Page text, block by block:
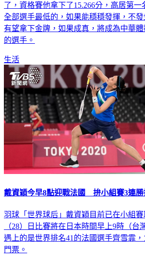
了，資格賽他拿下了15.266分，高居第
全部選手最低的，如果能穩穩發揮，不
有望拿下金牌，如果成真，將成為中華
的選手。
生活
戴資穎今早8點迎戰法國 拚小組賽3連勝
羽球「世界球后」戴資穎目前已在小組
（28）日比賽將在日本時間早上9時（台
遇上的是世界排名41的法國選手齊雪霏
門票。